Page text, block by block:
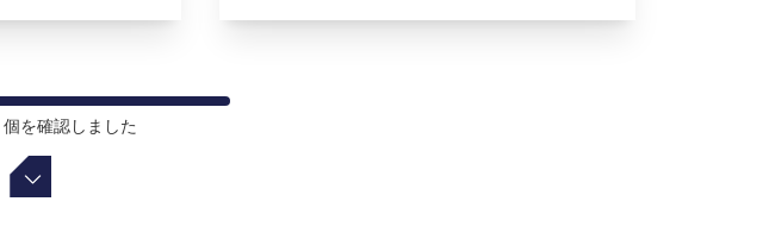
個を確認しました
もっと見る